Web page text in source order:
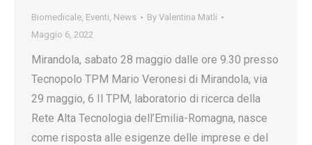
Biomedicale, Eventi, News By Valentina Matli
Maggio 6, 2022
Mirandola, sabato 28 maggio dalle ore 9.30 presso
Tecnopolo TPM Mario Veronesi di Mirandola, via
29 maggio, 6 Il TPM, laboratorio di ricerca della
Rete Alta Tecnologia dell’Emilia-Romagna, nasce
come risposta alle esigenze delle imprese e del